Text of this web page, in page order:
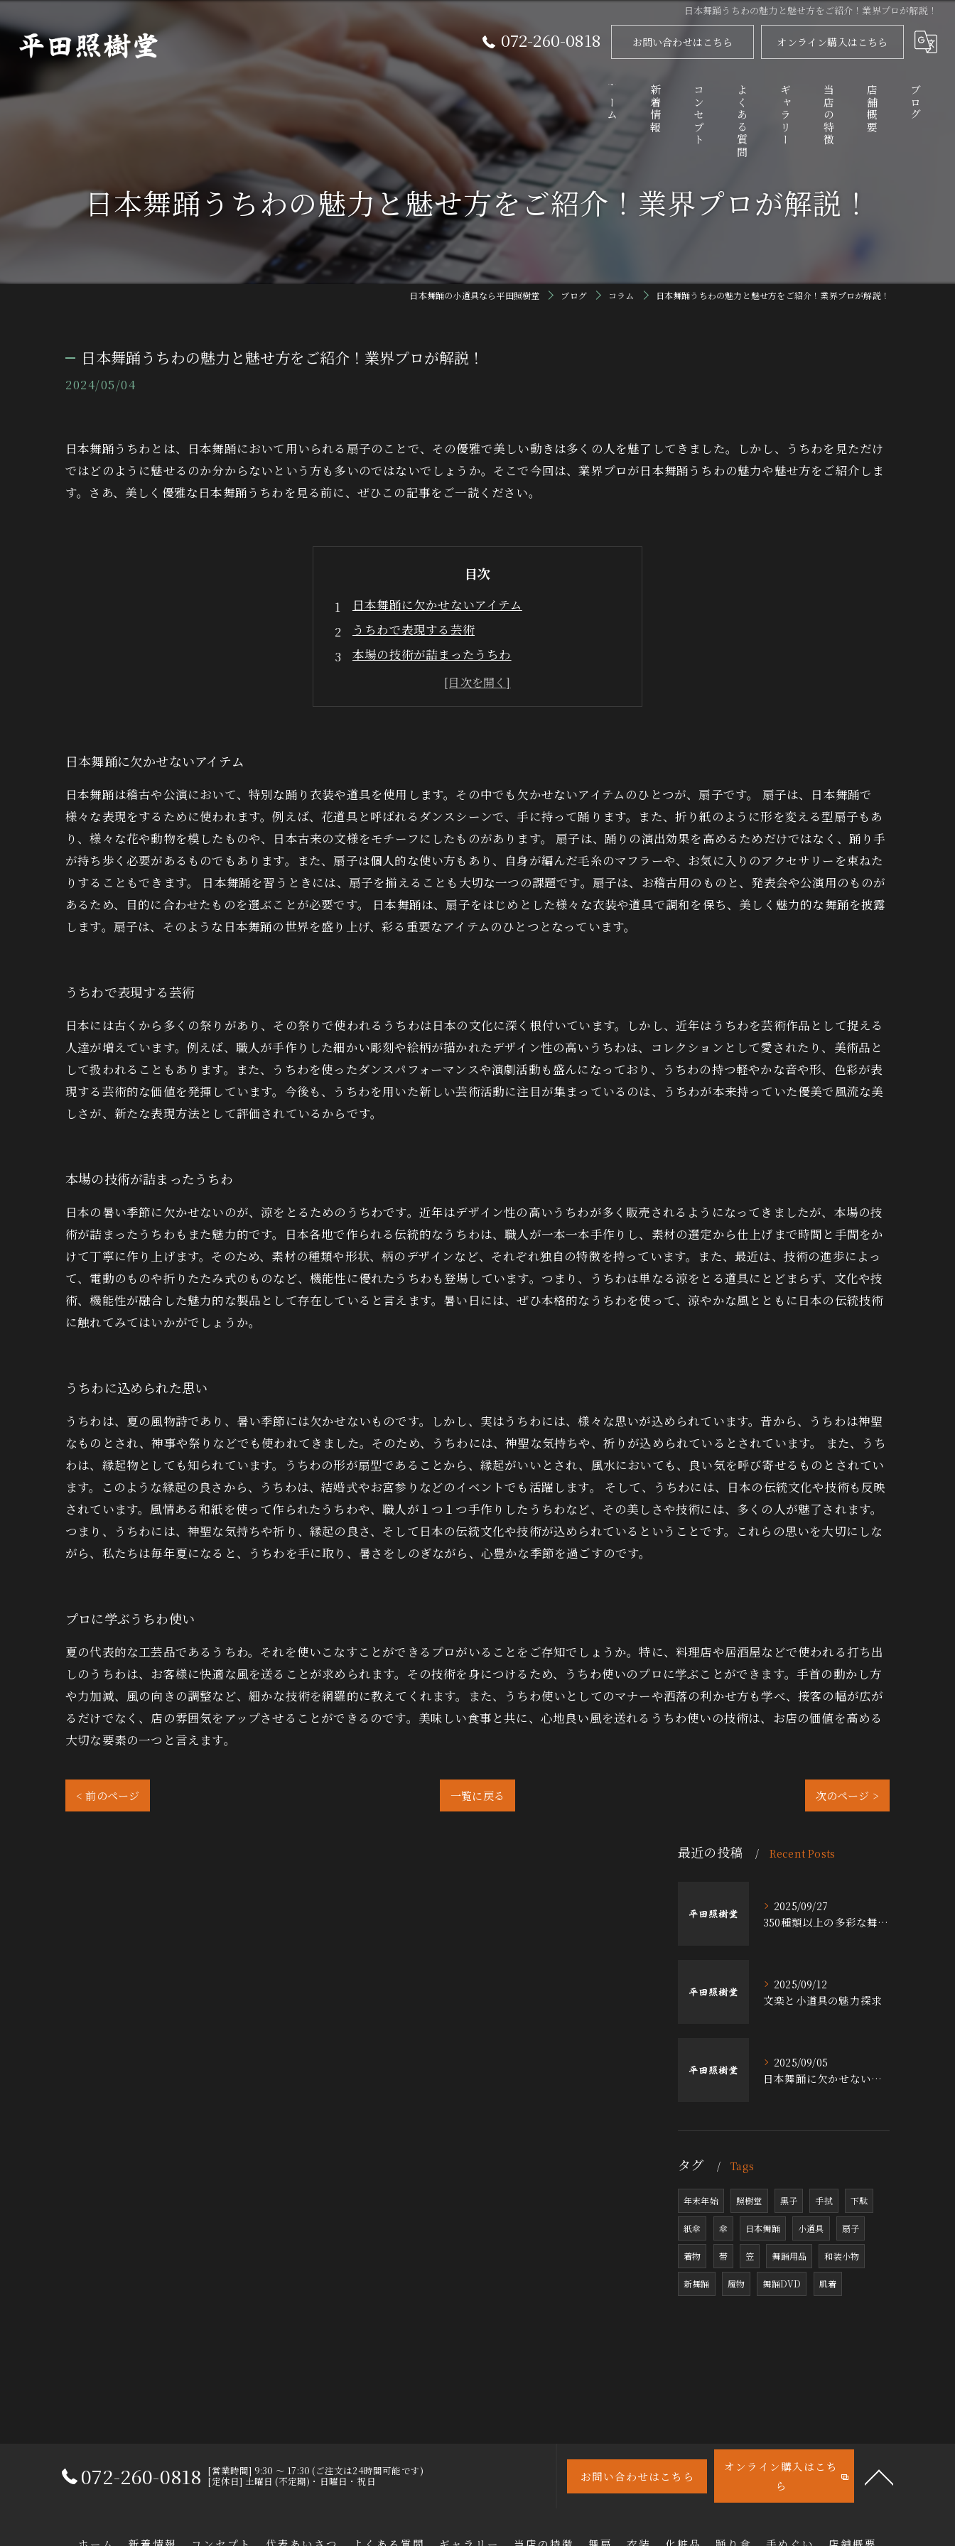
日本舞踊うちわの魅力と魅せ方をご紹介！業界プロが解説！
072-260-0818 お問い合わせはこちら オンライン購入はこちら
ホーム 新着情報 コンセプト
代表あいさつ
よくある質問 ギャラリー 当店の特徴
舞扇
踊り傘
店舗概要 ブログ
日本舞踊うちわの魅力と魅せ方をご紹介！業界プロが解説！
日本舞踊の小道具なら平田照樹堂 ブログ コラム 日本舞踊うちわの魅力と魅せ方をご紹介！業界プロが解説！
日本舞踊うちわの魅力と魅せ方をご紹介！業界プロが解説！
2024/05/04
日本舞踊うちわとは、日本舞踊において用いられる扇子のことで、その優雅で美しい動きは多くの人を魅了してきました。しかし、うちわを見ただけ
ではどのように魅せるのか分からないという方も多いのではないでしょうか。そこで今回は、業界プロが日本舞踊うちわの魅力や魅せ方をご紹介しま
す。さあ、美しく優雅な日本舞踊うちわを見る前に、ぜひこの記事をご一読ください。
目次
日本舞踊に欠かせないアイテム
うちわで表現する芸術
本場の技術が詰まったうちわ
うちわに込められた思い
プロに学ぶうちわ使い
日本舞踊に欠かせないアイテム
日本舞踊は稽古や公演において、特別な踊り衣装や道具を使用します。その中でも欠かせないアイテムのひとつが、扇子です。 扇子は、日本舞踊で
様々な表現をするために使われます。例えば、花道具と呼ばれるダンスシーンで、手に持って踊ります。また、折り紙のように形を変える型扇子もあ
り、様々な花や動物を模したものや、日本古来の文様をモチーフにしたものがあります。 扇子は、踊りの演出効果を高めるためだけではなく、踊り手
が持ち歩く必要があるものでもあります。また、扇子は個人的な使い方もあり、自身が編んだ毛糸のマフラーや、お気に入りのアクセサリーを束ねた
りすることもできます。 日本舞踊を習うときには、扇子を揃えることも大切な一つの課題です。扇子は、お稽古用のものと、発表会や公演用のものが
あるため、目的に合わせたものを選ぶことが必要です。 日本舞踊は、扇子をはじめとした様々な衣装や道具で調和を保ち、美しく魅力的な舞踊を披露
します。扇子は、そのような日本舞踊の世界を盛り上げ、彩る重要なアイテムのひとつとなっています。
うちわで表現する芸術
日本には古くから多くの祭りがあり、その祭りで使われるうちわは日本の文化に深く根付いています。しかし、近年はうちわを芸術作品として捉える
人達が増えています。例えば、職人が手作りした細かい彫刻や絵柄が描かれたデザイン性の高いうちわは、コレクションとして愛されたり、美術品と
して扱われることもあります。また、うちわを使ったダンスパフォーマンスや演劇活動も盛んになっており、うちわの持つ軽やかな音や形、色彩が表
現する芸術的な価値を発揮しています。今後も、うちわを用いた新しい芸術活動に注目が集まっているのは、うちわが本来持っていた優美で風流な美
しさが、新たな表現方法として評価されているからです。
本場の技術が詰まったうちわ
日本の暑い季節に欠かせないのが、涼をとるためのうちわです。近年はデザイン性の高いうちわが多く販売されるようになってきましたが、本場の技
術が詰まったうちわもまた魅力的です。日本各地で作られる伝統的なうちわは、職人が一本一本手作りし、素材の選定から仕上げまで時間と手間をか
けて丁寧に作り上げます。そのため、素材の種類や形状、柄のデザインなど、それぞれ独自の特徴を持っています。また、最近は、技術の進歩によっ
て、電動のものや折りたたみ式のものなど、機能性に優れたうちわも登場しています。つまり、うちわは単なる涼をとる道具にとどまらず、文化や技
術、機能性が融合した魅力的な製品として存在していると言えます。暑い日には、ぜひ本格的なうちわを使って、涼やかな風とともに日本の伝統技術
に触れてみてはいかがでしょうか。
うちわに込められた思い
うちわは、夏の風物詩であり、暑い季節には欠かせないものです。しかし、実はうちわには、様々な思いが込められています。昔から、うちわは神聖
なものとされ、神事や祭りなどでも使われてきました。そのため、うちわには、神聖な気持ちや、祈りが込められているとされています。 また、うち
わは、縁起物としても知られています。うちわの形が扇型であることから、縁起がいいとされ、風水においても、良い気を呼び寄せるものとされてい
ます。このような縁起の良さから、うちわは、結婚式やお宮参りなどのイベントでも活躍します。 そして、うちわには、日本の伝統文化や技術も反映
されています。風情ある和紙を使って作られたうちわや、職人が１つ１つ手作りしたうちわなど、その美しさや技術には、多くの人が魅了されます。
つまり、うちわには、神聖な気持ちや祈り、縁起の良さ、そして日本の伝統文化や技術が込められているということです。これらの思いを大切にしな
がら、私たちは毎年夏になると、うちわを手に取り、暑さをしのぎながら、心豊かな季節を過ごすのです。
プロに学ぶうちわ使い
夏の代表的な工芸品であるうちわ。それを使いこなすことができるプロがいることをご存知でしょうか。特に、料理店や居酒屋などで使われる打ち出
しのうちわは、お客様に快適な風を送ることが求められます。その技術を身につけるため、うちわ使いのプロに学ぶことができます。手首の動かし方
や力加減、風の向きの調整など、細かな技術を網羅的に教えてくれます。また、うちわ使いとしてのマナーや洒落の利かせ方も学べ、接客の幅が広が
るだけでなく、店の雰囲気をアップさせることができるのです。美味しい食事と共に、心地良い風を送れるうちわ使いの技術は、お店の価値を高める
大切な要素の一つと言えます。
< 前のページ 一覧に戻る 次のページ >
最近の投稿 Recent Posts
2025/09/27
350種類以上の多彩な舞台小道具の魅力
2025/09/12
文楽と小道具の魅力探求
2025/09/05
日本舞踊に欠かせない小道具の魅力
タグ Tags
年末年始 照樹堂 黒子 手拭 下駄
紙傘 傘 日本舞踊 小道具 扇子
着物 帯 笠 舞踊用品 和装小物
新舞踊 履物 舞踊DVD 肌着
072-260-0818
[営業時間] 9:30 ～ 17:30 (ご注文は24時間可能です)
[定休日] 土曜日 (不定期)・日曜日・祝日
お問い合わせはこちら
オンライン購入はこち
ら